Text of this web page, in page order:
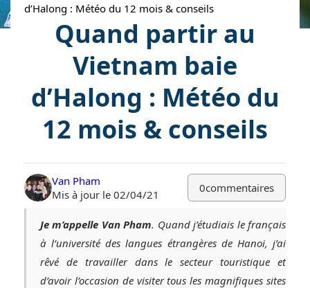
d’Halong : Météo du 12 mois & conseils
Quand partir au
Vietnam baie
d’Halong : Météo du
12 mois & conseils
Van Pham
Mis à jour le 02/04/21
0commentaires
Je m’appelle Van Pham. Quand j’étudiais le français
à l’université des langues étrangères de Hanoi, j’ai
rêvé de travailler dans le secteur touristique et
d’avoir l’occasion de visiter tous les magnifiques sites